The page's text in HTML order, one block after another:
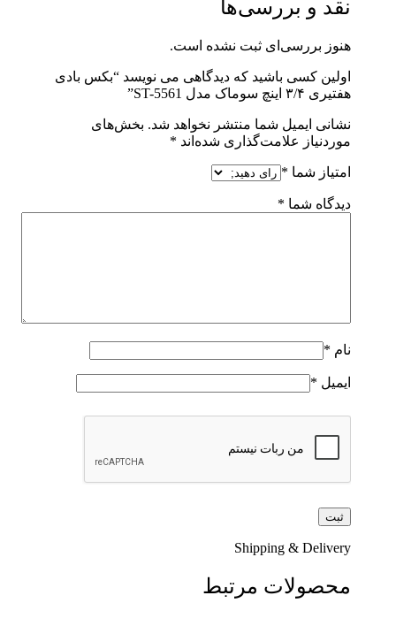
نقد و بررسی‌ها
هنوز بررسی‌ای ثبت نشده است.
اولین کسی باشید که دیدگاهی می نویسد “بکس بادی
هفتیری ۳/۴ اینچ سوماک مدل ST-5561”
نشانی ایمیل شما منتشر نخواهد شد. بخش‌های
موردنیاز علامت‌گذاری شده‌اند *
امتیاز شما *
دیدگاه شما *
نام *
ایمیل *
Shipping & Delivery
محصولات مرتبط